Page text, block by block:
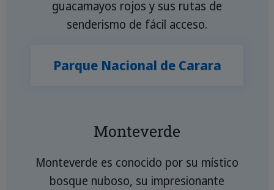
guacamayos rojos y sus rutas de
senderismo de fácil acceso.
Parque Nacional de Carara
Monteverde
Monteverde es conocido por su místico
bosque nuboso, su impresionante